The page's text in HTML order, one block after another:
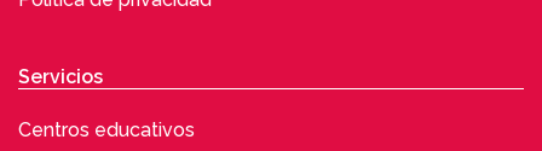
Servicios
Centros educativos